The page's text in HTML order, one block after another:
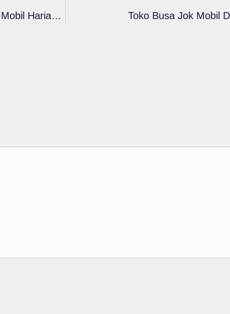
Jenis Busa Jok Mobil Di Jawa Barat: Pilihan Untuk Mobil Harian Dan Bus Toko Busa Jok Mobil